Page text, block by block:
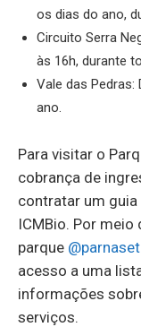
os dias do ano,
Circuito Serra
às 16h, durante
Vale das
ano.
Para visitar o
cobrança de
contratar um
ICMBio. Por
parque
acesso a uma
informações
serviços.